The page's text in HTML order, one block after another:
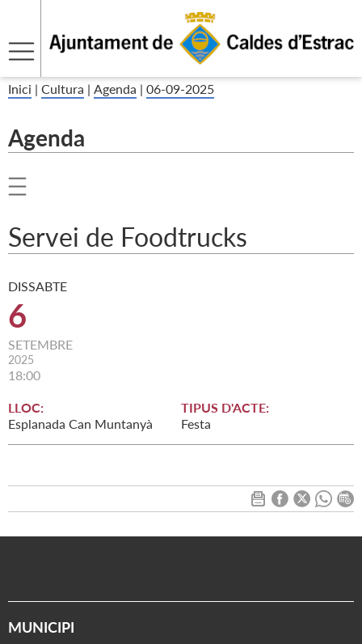
Inici | Cultura | Agenda | 06-09-2025
Agenda
Servei de Foodtrucks
DISSABTE
6
SETEMBRE
2025
18:00
LLOC:
Esplanada Can Muntanyà
TIPUS D'ACTE:
Festa
MUNICIPI